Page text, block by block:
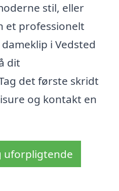
stil, eller
et professionelt
i Vedsted
dit
det første skridt
og kontakt en
uforpligtende